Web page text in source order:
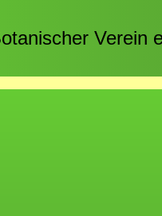
Verein